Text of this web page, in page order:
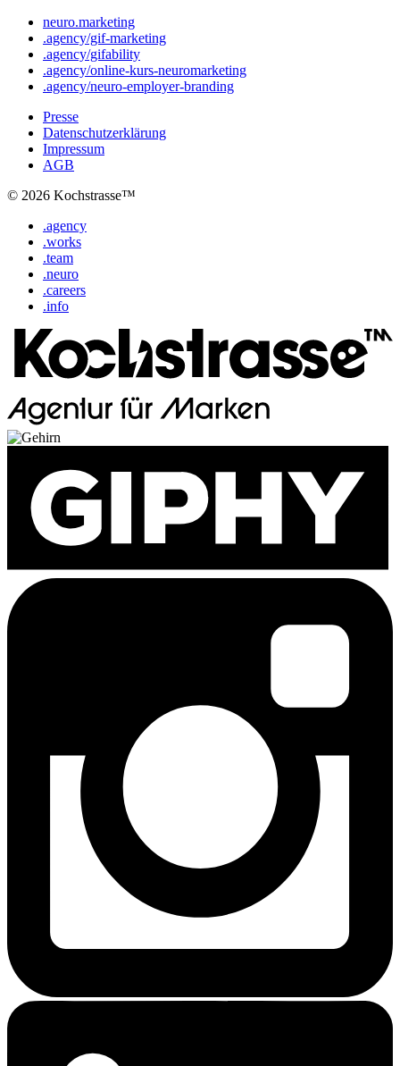
neuro.marketing
.agency/gif-marketing
.agency/gifability
.agency/online-kurs-neuromarketing
.agency/neuro-employer-branding
Presse
Datenschutz­erklärung
Impressum
AGB
© 2026 Kochstrasse™
.agency
.works
.team
.neuro
.careers
.info